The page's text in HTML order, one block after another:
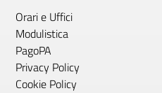
Orari e Uffici
Modulistica
PagoPA
Privacy Policy
Cookie Policy